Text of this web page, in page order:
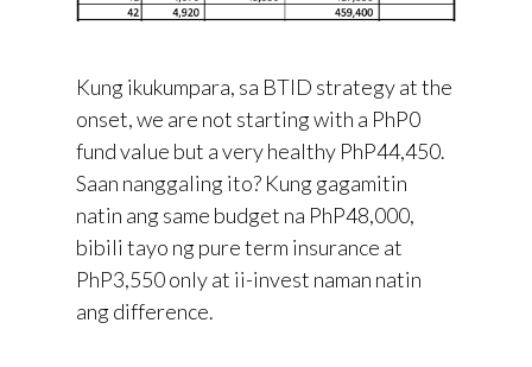
Kung ikukumpara, sa BTID strategy at the
onset, we are not starting with a PhP0
fund value but a very healthy PhP44,450.
Saan nanggaling ito? Kung gagamitin
natin ang same budget na PhP48,000,
bibili tayo ng pure term insurance at
PhP3,550 only at ii-invest naman natin
ang difference.